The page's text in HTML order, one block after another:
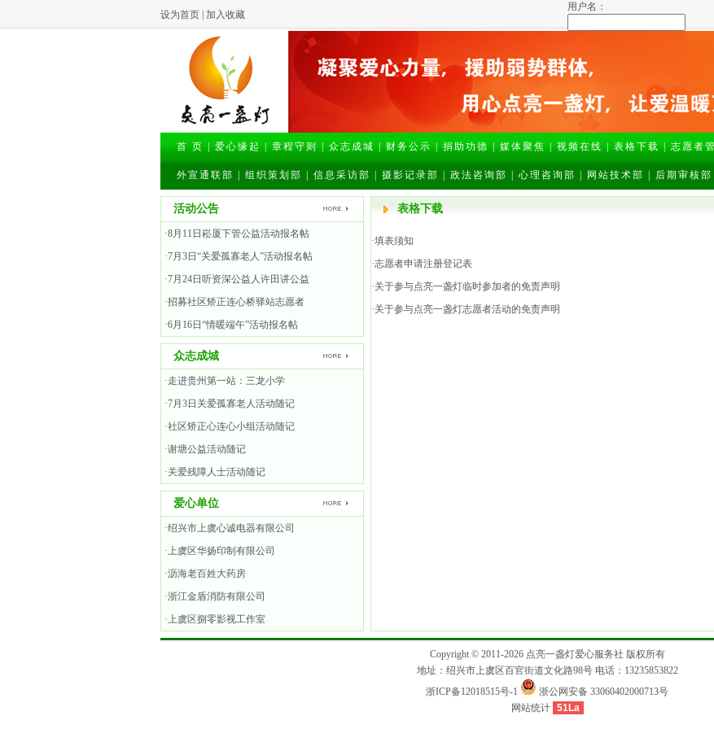
设为首页 加入收藏
用户名：
首 页 爱心缘起 章程守则 众志成城 财务公示 捐助功德 媒体聚焦 视频在线 表格下载 志愿者
外宣通联部 组织策划部 信息采访部 摄影记录部 政法咨询部 心理咨询部 网站技术部 后期审核部
活动公告
·8月11日崧厦下管公益活动报名帖
·7月3日“关爱孤寡老人”活动报名帖
·7月24日听资深公益人许田讲公益
·招募社区矫正连心桥驿站志愿者
·6月16日“情暖端午”活动报名帖
众志成城
·走进贵州第一站：三龙小学
·7月3日关爱孤寡老人活动随记
·社区矫正心连心小组活动随记
·谢塘公益活动随记
·关爱残障人士活动随记
爱心单位
·绍兴市上虞心诚电器有限公司
·上虞区华扬印制有限公司
·沥海老百姓大药房
·浙江金盾消防有限公司
·上虞区捌零影视工作室
表格下载
·填表须知
·志愿者申请注册登记表
·关于参与点亮一盏灯临时参加者的免责声明
·关于参与点亮一盏灯志愿者活动的免责声明
Copyright © 2011-2026 点亮一盏灯爱心服务社 版权所有
地址：绍兴市上虞区百官街道文化路98号 电话：13235853822
浙ICP备12018515号-1
浙公网安备 33060402000713号
网站统计
51La